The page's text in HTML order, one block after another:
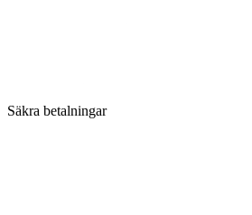
Säkra betalningar